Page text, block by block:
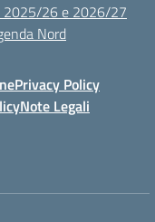
2025/26 e 2026/27
Nord
Privacy Policy
Note Legali